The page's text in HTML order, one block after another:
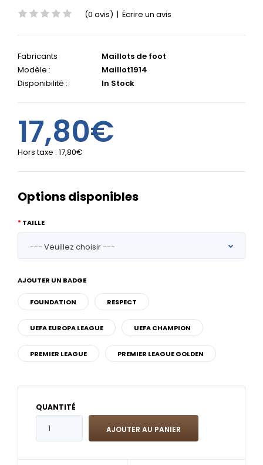
(0 avis) | Écrire un avis
Fabricants
Maillots de foot
Modèle :
Maillot1914
Disponibilité :
In Stock
17,80€
Hors taxe : 17,80€
Options disponibles
TAILLE
AJOUTER UN BADGE
FOUNDATION RESPECT
UEFA EUROPA LEAGUE UEFA CHAMPION
PREMIER LEAGUE PREMIER LEAGUE GOLDEN
QUANTITÉ